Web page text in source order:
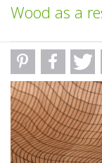
Wood as a